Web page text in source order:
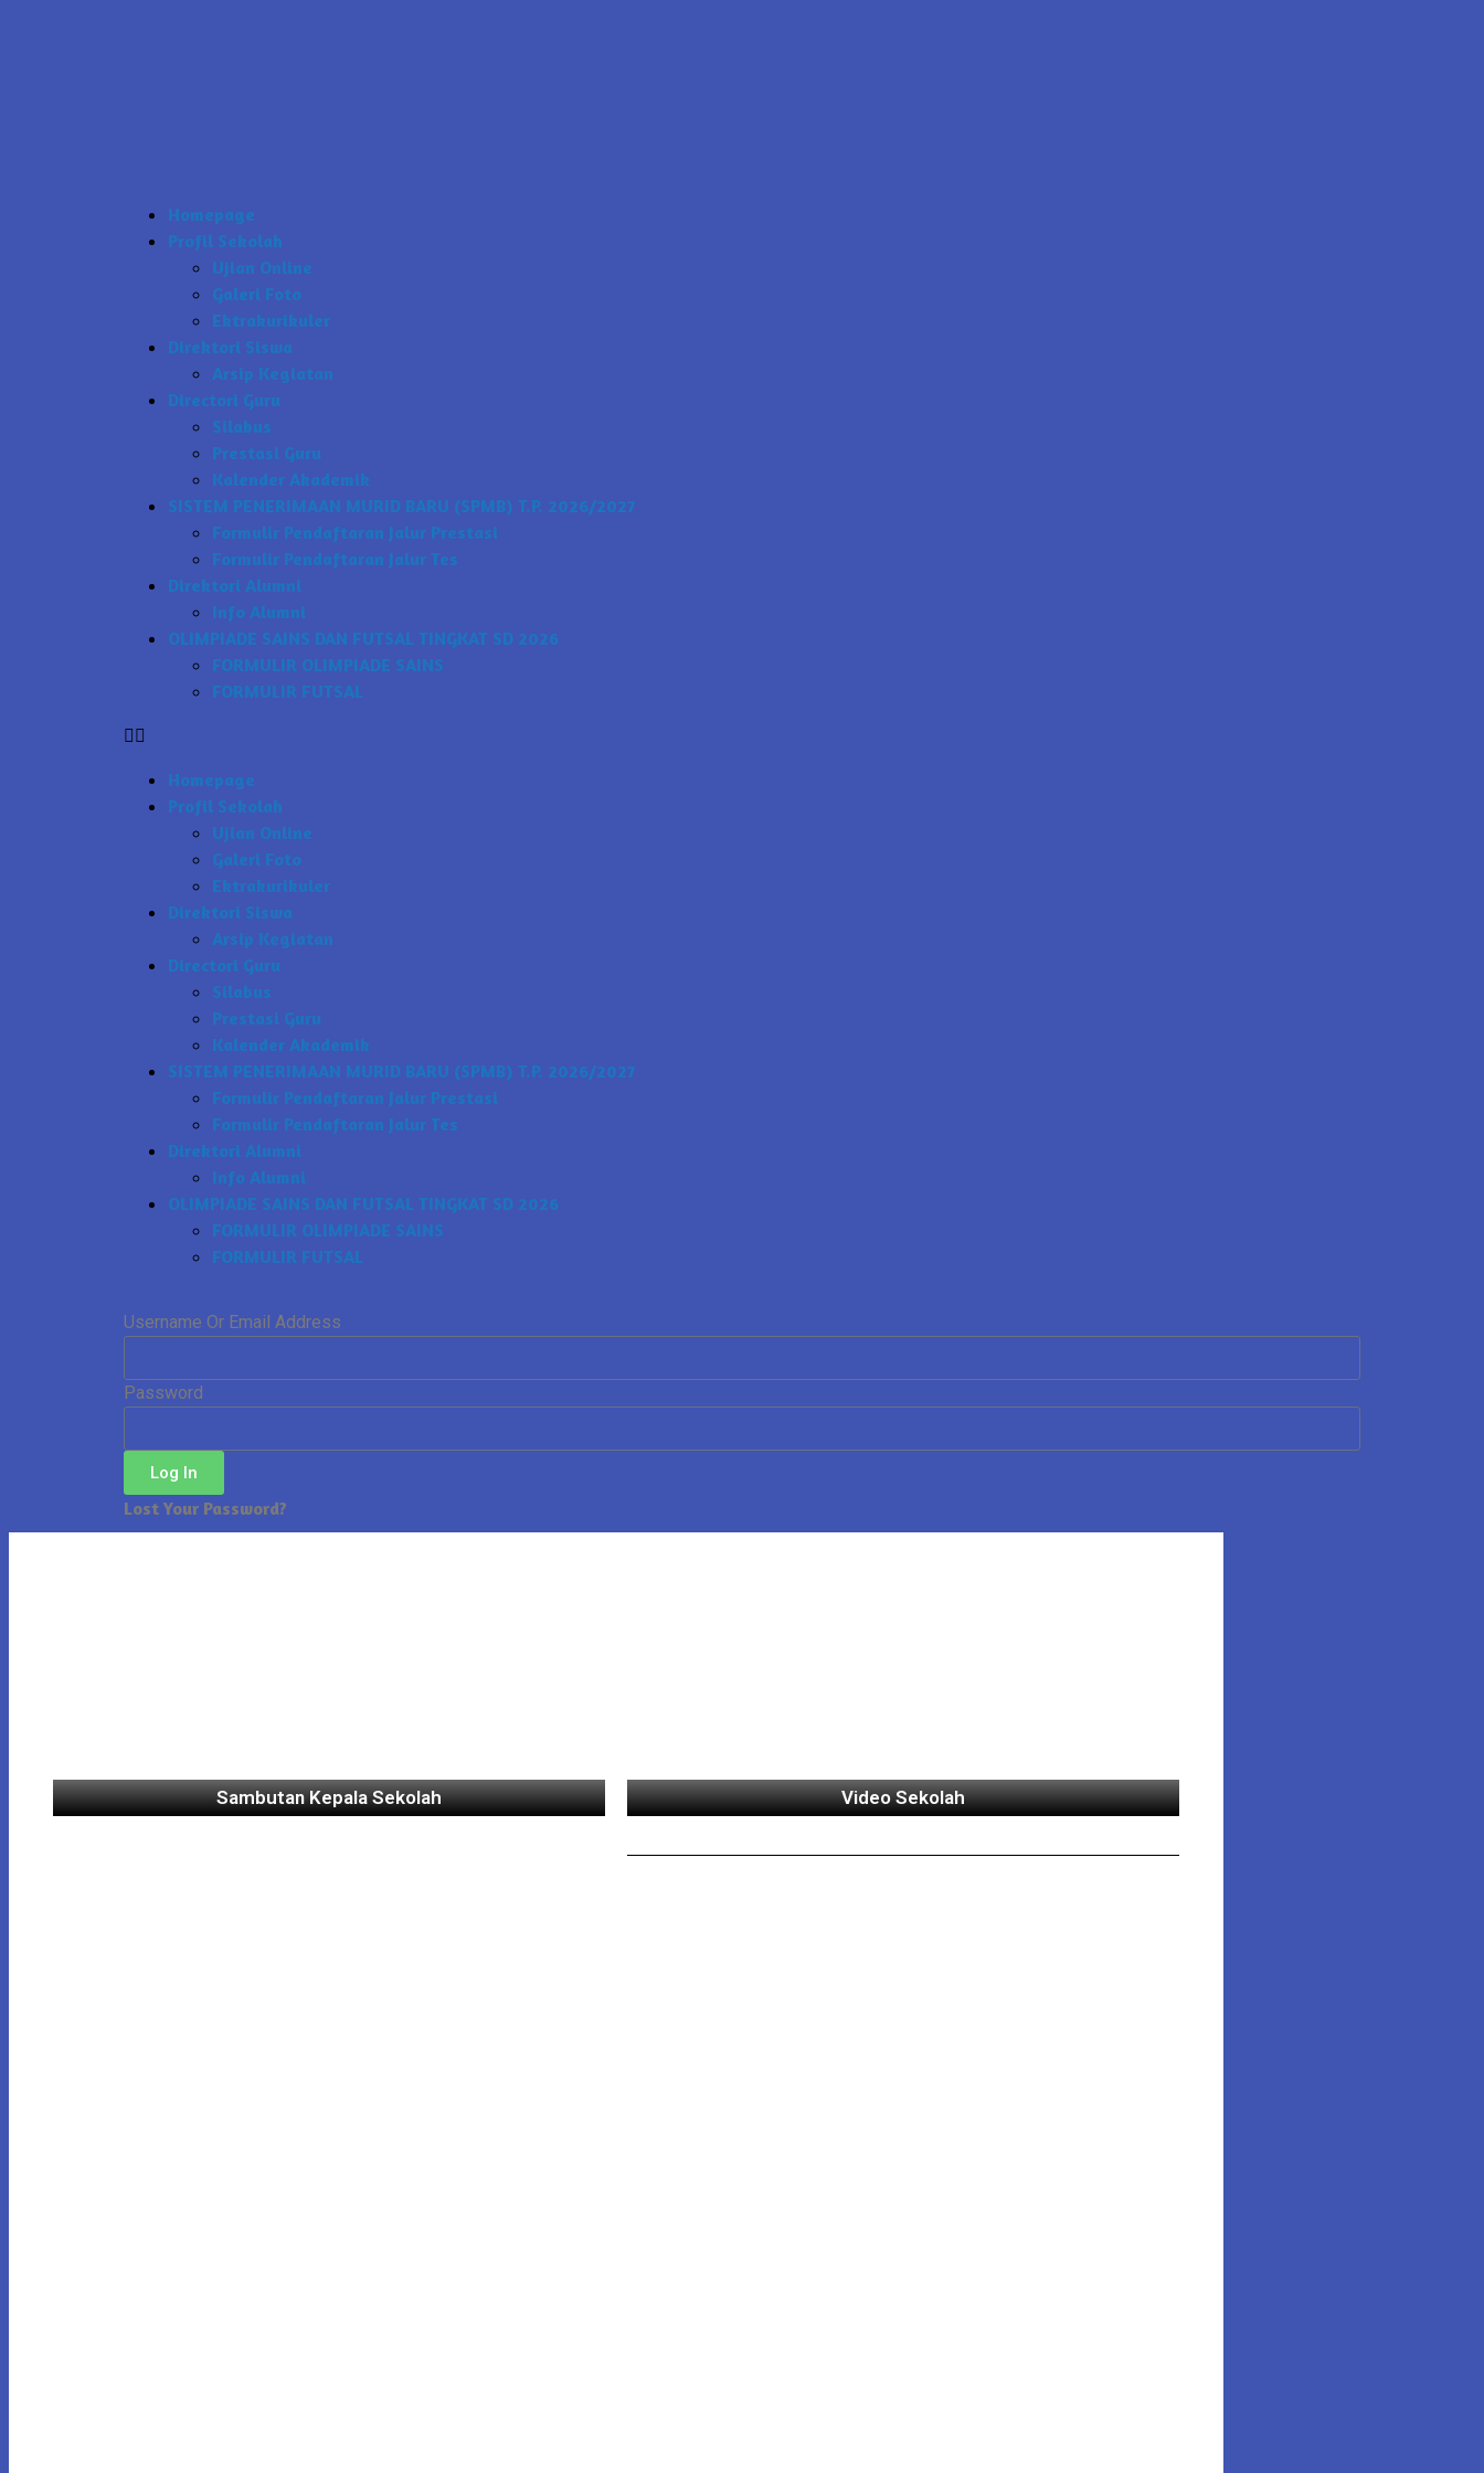
Homepage
Profil Sekolah
Ujian Online
Galeri Foto
Ektrakurikuler
Direktori Siswa
Arsip Kegiatan
Directori Guru
Silabus
Prestasi Guru
Kalender Akademik
SISTEM PENERIMAAN MURID BARU (SPMB) T.P. 2026/2027
Formulir Pendaftaran Jalur Prestasi
Formulir Pendaftaran Jalur Tes
Direktori Alumni
Info Alumni
OLIMPIADE SAINS DAN FUTSAL TINGKAT SD 2026
FORMULIR OLIMPIADE SAINS
FORMULIR FUTSAL
Homepage
Profil Sekolah
Ujian Online
Galeri Foto
Ektrakurikuler
Direktori Siswa
Arsip Kegiatan
Directori Guru
Silabus
Prestasi Guru
Kalender Akademik
SISTEM PENERIMAAN MURID BARU (SPMB) T.P. 2026/2027
Formulir Pendaftaran Jalur Prestasi
Formulir Pendaftaran Jalur Tes
Direktori Alumni
Info Alumni
OLIMPIADE SAINS DAN FUTSAL TINGKAT SD 2026
FORMULIR OLIMPIADE SAINS
FORMULIR FUTSAL
Username Or Email Address
Password
Log In
Lost Your Password?
Sambutan Kepala Sekolah Video Sekolah